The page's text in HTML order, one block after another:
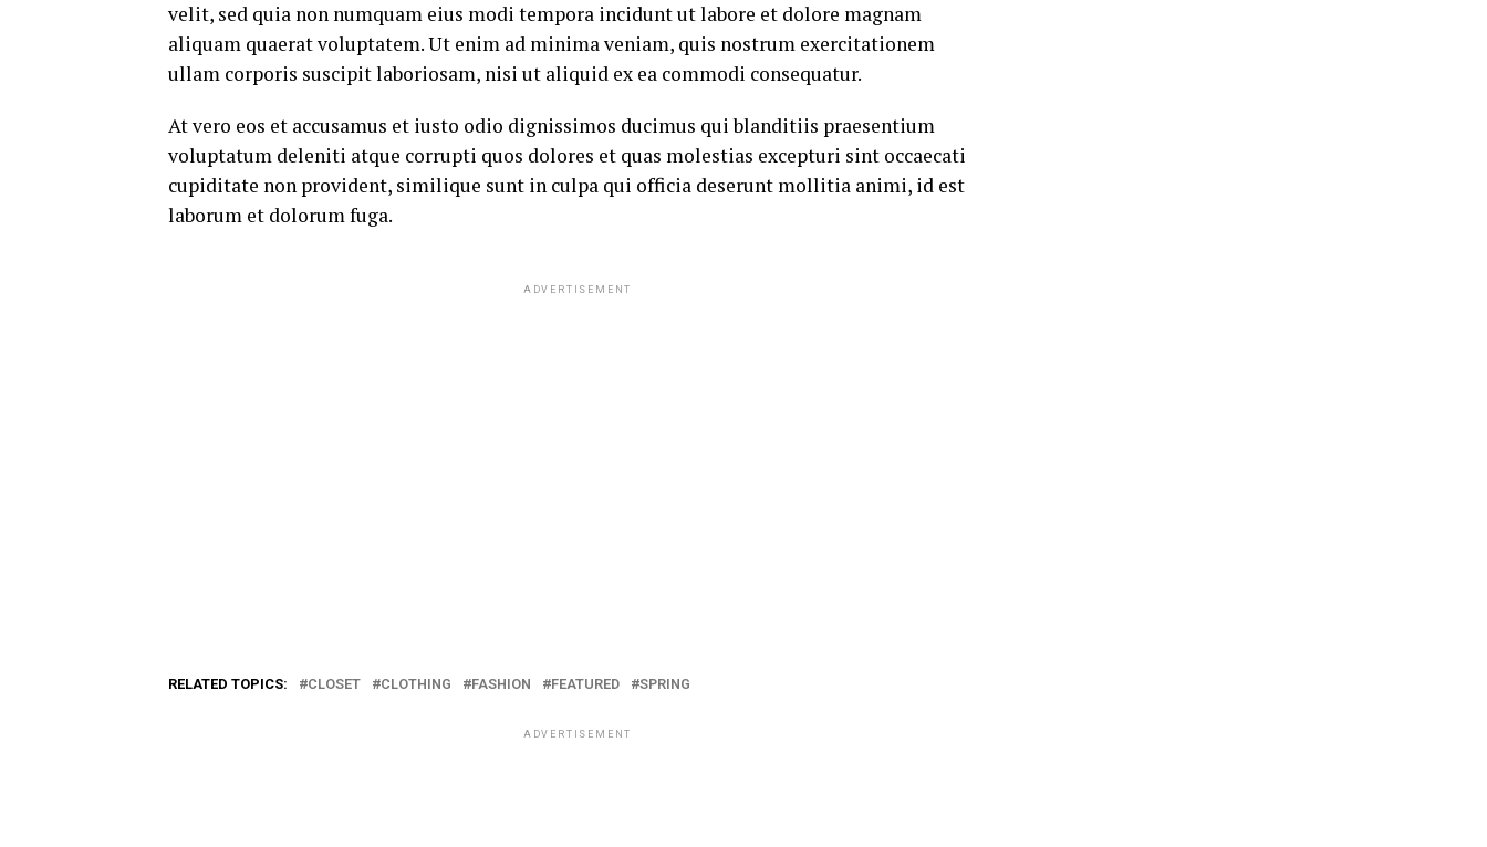
velit, sed quia non numquam eius modi tempora incidunt ut labore et dolore magnam
aliquam quaerat voluptatem. Ut enim ad minima veniam, quis nostrum exercitationem
ullam corporis suscipit laboriosam, nisi ut aliquid ex ea commodi consequatur.
At vero eos et accusamus et iusto odio dignissimos ducimus qui blanditiis praesentium
voluptatum deleniti atque corrupti quos dolores et quas molestias excepturi sint occaecati
cupiditate non provident, similique sunt in culpa qui officia deserunt mollitia animi, id est
laborum et dolorum fuga.
ADVERTISEMENT
RELATED TOPICS: CLOSET CLOTHING FASHION FEATURED SPRING
ADVERTISEMENT